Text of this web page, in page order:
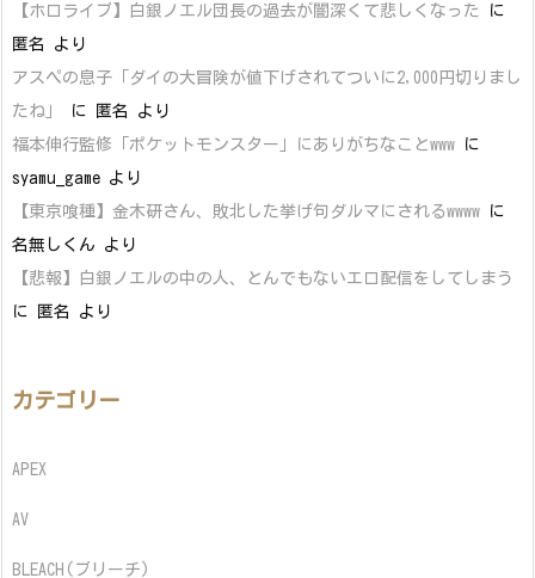
【ホロライブ】白銀ノエル団長の過去が闇深くて悲しくなった
に
匿名
より
アスペの息子「ダイの大冒険が値下げされてついに2,000円切りまし
たね」
に 匿名
より
福本伸行監修「ポケットモンスター」にありがちなことwww に
syamu_game より
【東京喰種】金木研さん、敗北した挙げ句ダルマにされるwwww に
名無しくん より
【悲報】白銀ノエルの中の人、とんでもないエロ配信をしてしまう
に
匿名 より
カテゴリー
APEX
AV
BLEACH(ブリーチ)